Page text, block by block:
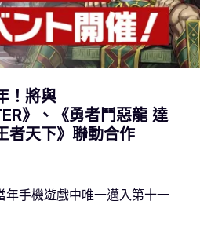
！將與
》、《勇者鬥惡龍 達
者天下》聯動合作
年手機遊戲中唯一邁入第十一